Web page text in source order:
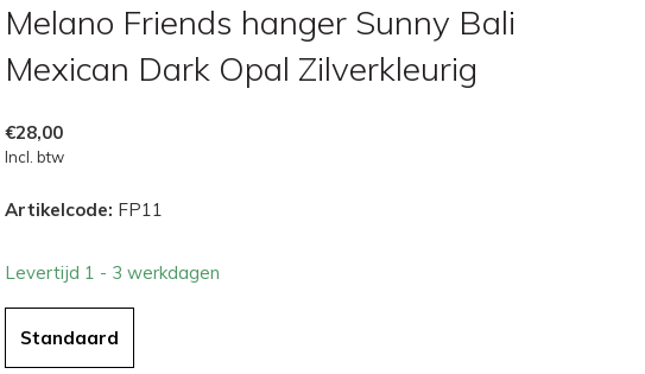
Melano Friends hanger Sunny Bali
Mexican Dark Opal Zilverkleurig
€28,00
Incl. btw
Artikelcode: FP11
Levertijd 1 - 3 werkdagen
Standaard